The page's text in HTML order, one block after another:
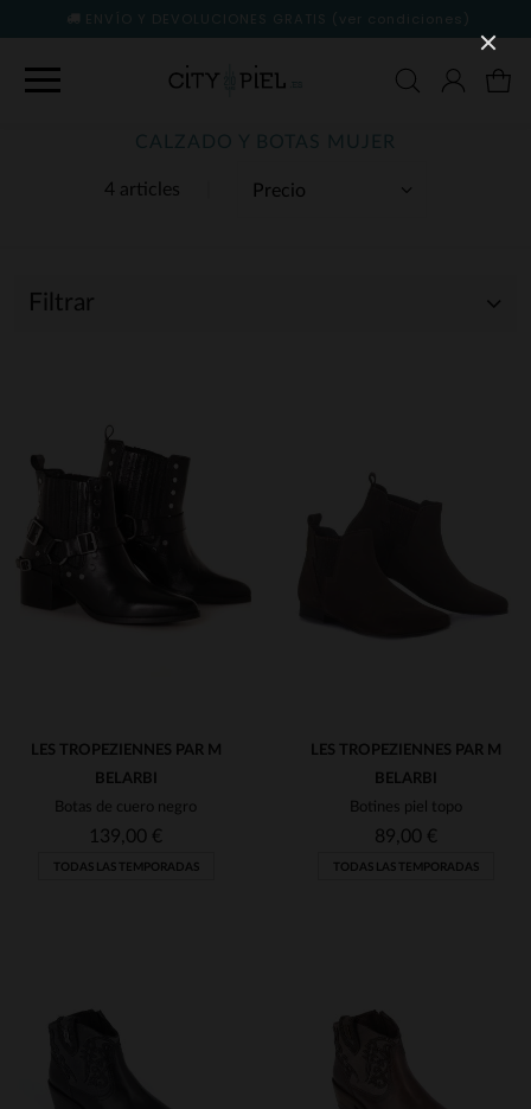
ENVÍO Y DEVOLUCIONES GRATIS (ver condiciones)
4 articles
CALZADO Y BOTAS MUJER
Filtrar
(7)
TALLAS DISPONIBLES
36
LES TROPEZIENNES PAR M
BELARBI
Botas de cuero negro
139,00 €
TODAS LAS TEMPORADAS
TALLAS DISPONIBLES
LES TROPEZIENNES PAR M
BELARBI
Botines piel topo
89,00 €
TODAS LAS TEMPORADAS